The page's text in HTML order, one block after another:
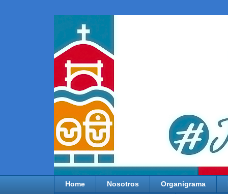
Home Nosotros Organigrama